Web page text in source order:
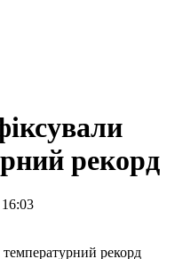
рекорд